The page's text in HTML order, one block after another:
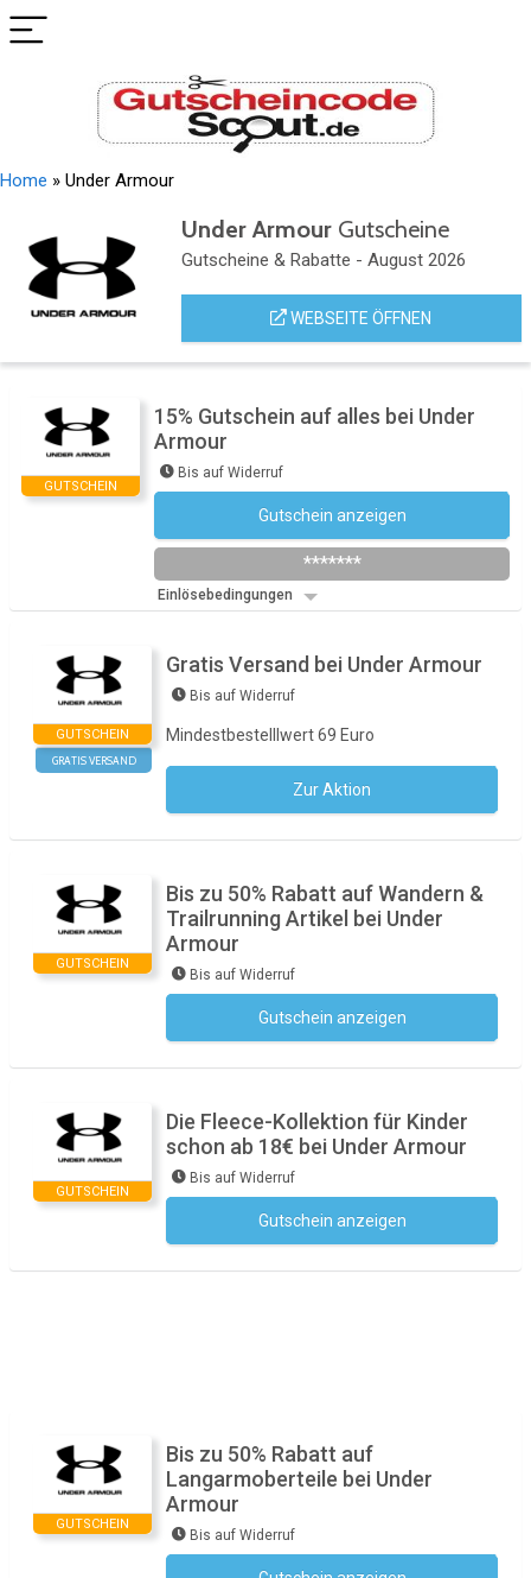
Home » Under Armour
Under ArmourGutscheine
Gutscheine & Rabatte - August 2026
WEBSEITE ÖFFNEN
GUTSCHEIN
15% Gutschein auf alles bei Under
Armour
Bis auf Widerruf
Gutschein anzeigen
*******
Einlösebedingungen
GUTSCHEIN
GRATIS VERSAND
Gratis Versand bei Under Armour
Bis auf Widerruf
Mindestbestelllwert 69 Euro
Zur Aktion
GUTSCHEIN
Bis zu 50% Rabatt auf Wandern &
Trailrunning Artikel bei Under
Armour
Bis auf Widerruf
Gutschein anzeigen
GUTSCHEIN
Die Fleece-Kollektion für Kinder
schon ab 18€ bei Under Armour
Bis auf Widerruf
Gutschein anzeigen
GUTSCHEIN
Bis zu 50% Rabatt auf
Langarmoberteile bei Under
Armour
Bis auf Widerruf